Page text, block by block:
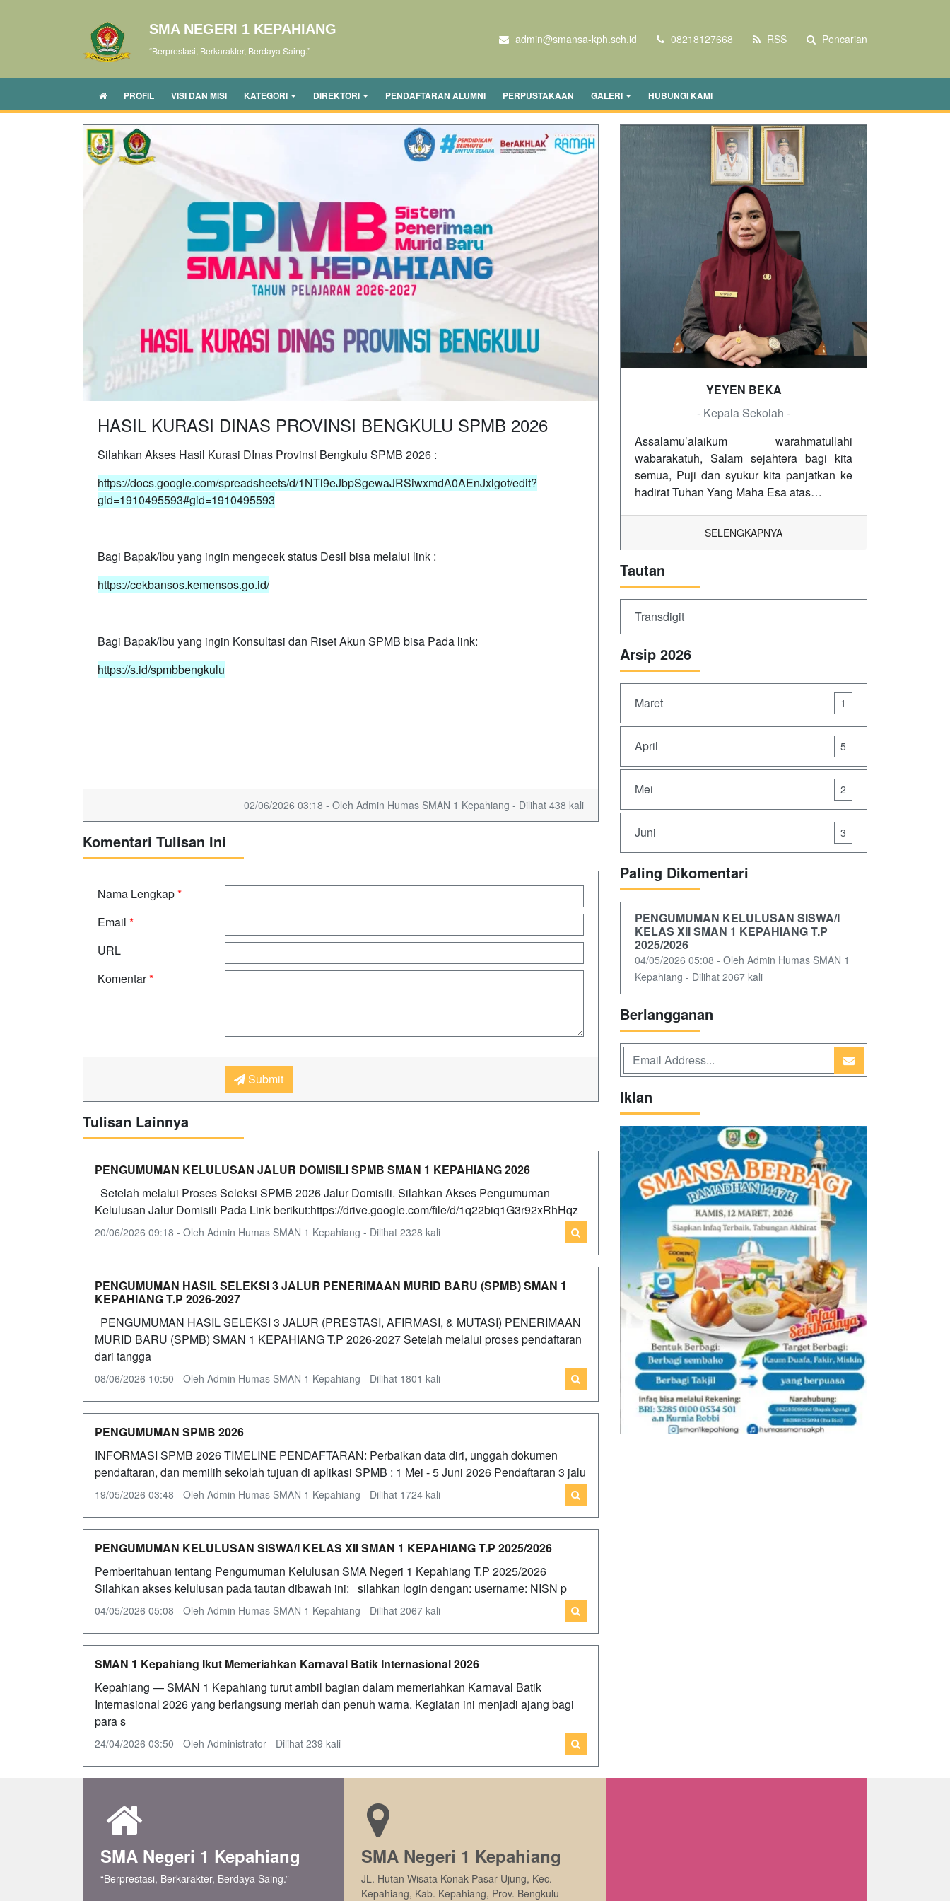
SMA NEGERI 1 KEPAHIANG
“Berprestasi, Berkarakter, Berdaya Saing.”
admin@smansa-kph.sch.id 08218127668 RSS Pencarian
PROFIL VISI DAN MISI KATEGORI DIREKTORI PENDAFTARAN ALUMNI PERPUSTAKAAN GALERI HUBUNGI KAMI
HASIL KURASI DINAS PROVINSI BENGKULU SPMB 2026
Silahkan Akses Hasil Kurasi DInas Provinsi Bengkulu SPMB 2026 :
https://docs.google.com/spreadsheets/d/1NTl9eJbpSgewaJRSiwxmdA0AEnJxlgot/edit?
gid=1910495593#gid=1910495593
Bagi Bapak/Ibu yang ingin mengecek status Desil bisa melalui link :
https://cekbansos.kemensos.go.id/
Bagi Bapak/Ibu yang ingin Konsultasi dan Riset Akun SPMB bisa Pada link:
https://s.id/spmbbengkulu
02/06/2026 03:18 - Oleh Admin Humas SMAN 1 Kepahiang - Dilihat 438 kali
Komentari Tulisan Ini
Nama Lengkap*
Email *
URL
Komentar*
Submit
Tulisan Lainnya
PENGUMUMAN KELULUSAN JALUR DOMISILI SPMB SMAN 1 KEPAHIANG 2026
Setelah melalui Proses Seleksi SPMB 2026 Jalur Domisili. Silahkan Akses Pengumuman
Kelulusan Jalur Domisili Pada Link berikut:https://drive.google.com/file/d/1q22biq1G3r92xRhHqz
20/06/2026 09:18 - Oleh Admin Humas SMAN 1 Kepahiang - Dilihat 2328 kali
PENGUMUMAN HASIL SELEKSI 3 JALUR PENERIMAAN MURID BARU (SPMB) SMAN 1
KEPAHIANG T.P 2026-2027
PENGUMUMAN HASIL SELEKSI 3 JALUR (PRESTASI, AFIRMASI, & MUTASI) PENERIMAAN
MURID BARU (SPMB) SMAN 1 KEPAHIANG T.P 2026-2027 Setelah melalui proses pendaftaran
dari tangga
08/06/2026 10:50 - Oleh Admin Humas SMAN 1 Kepahiang - Dilihat 1801 kali
PENGUMUMAN SPMB 2026
INFORMASI SPMB 2026 TIMELINE PENDAFTARAN: Perbaikan data diri, unggah dokumen
pendaftaran, dan memilih sekolah tujuan di aplikasi SPMB : 1 Mei - 5 Juni 2026 Pendaftaran 3 jalu
19/05/2026 03:48 - Oleh Admin Humas SMAN 1 Kepahiang - Dilihat 1724 kali
PENGUMUMAN KELULUSAN SISWA/I KELAS XII SMAN 1 KEPAHIANG T.P 2025/2026
Pemberitahuan tentang Pengumuman Kelulusan SMA Negeri 1 Kepahiang T.P 2025/2026
Silahkan akses kelulusan pada tautan dibawah ini: silahkan login dengan: username: NISN p
04/05/2026 05:08 - Oleh Admin Humas SMAN 1 Kepahiang - Dilihat 2067 kali
SMAN 1 Kepahiang Ikut Memeriahkan Karnaval Batik Internasional 2026
Kepahiang — SMAN 1 Kepahiang turut ambil bagian dalam memeriahkan Karnaval Batik
Internasional 2026 yang berlangsung meriah dan penuh warna. Kegiatan ini menjadi ajang bagi
para s
24/04/2026 03:50 - Oleh Administrator - Dilihat 239 kali
YEYEN BEKA
- Kepala Sekolah -
Assalamu’alaikum warahmatullahi
wabarakatuh, Salam sejahtera bagi kita
semua, Puji dan syukur kita panjatkan ke
hadirat Tuhan Yang Maha Esa atas…
SELENGKAPNYA
Tautan
Transdigit
Arsip 2026
Maret 1
April 5
Mei 2
Juni 3
Paling Dikomentari
PENGUMUMAN KELULUSAN SISWA/I
KELAS XII SMAN 1 KEPAHIANG T.P
2025/2026
04/05/2026 05:08 - Oleh Admin Humas SMAN 1
Kepahiang - Dilihat 2067 kali
Berlangganan
Iklan
SMA Negeri 1 Kepahiang
“Berprestasi, Berkarakter, Berdaya Saing.”
SMA Negeri 1 Kepahiang
JL. Hutan Wisata Konak Pasar Ujung, Kec.
Kepahiang, Kab. Kepahiang, Prov. Bengkulu